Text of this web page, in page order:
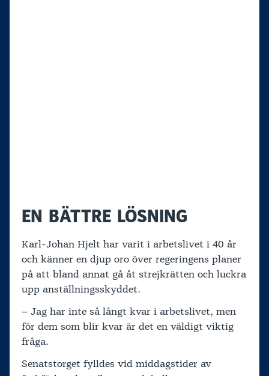
EN BÄTTRE LÖSNING
Karl-Johan Hjelt har varit i arbetslivet i 40 år
och känner en djup oro över regeringens planer
på att bland annat gå åt strejkrätten och luckra
upp anställningsskyddet.
– Jag har inte så långt kvar i arbetslivet, men
för dem som blir kvar är det en väldigt viktig
fråga.
Senatstorget fylldes vid middagstider av